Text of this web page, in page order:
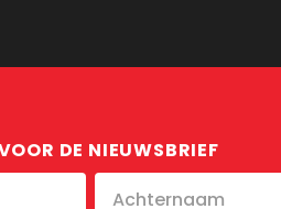
DE NIEUWSBRIEF